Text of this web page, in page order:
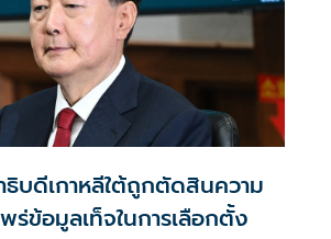
ธิบดีเกาหลีใต้ถูกตัดสินความ
ร่ข้อมูลเท็จในการเลือกตั้ง